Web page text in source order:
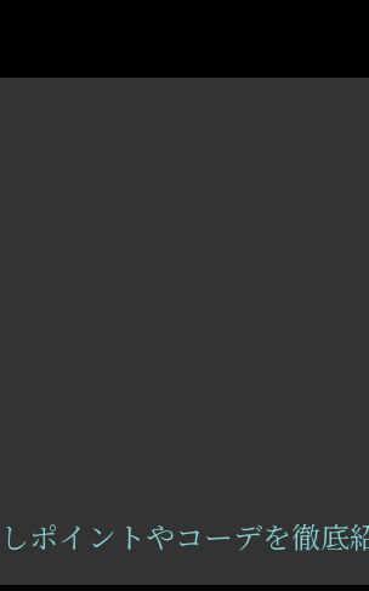
ポイントやコーデを徹底